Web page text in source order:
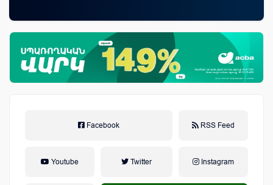
Facebook RSS Feed
Youtube Twitter Instagram